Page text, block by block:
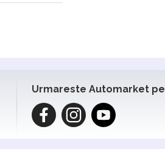
Urmareste Automarket pe